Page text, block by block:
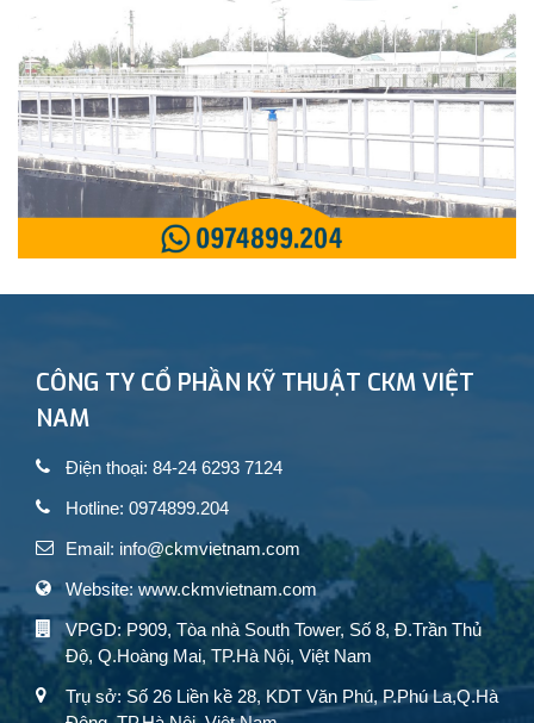
CÔNG TY CỔ PHẦN KỸ THUẬT CKM VIỆT
NAM
Điện thoại: 84-24 6293 7124
Hotline: 0974899.204
Email: info@ckmvietnam.com
Website: www.ckmvietnam.com
VPGD: P909, Tòa nhà South Tower, Số 8, Đ.Trần Thủ
Độ, Q.Hoàng Mai, TP.Hà Nội, Việt Nam
Trụ sở: Số 26 Liền kề 28, KDT Văn Phú, P.Phú La,Q.Hà